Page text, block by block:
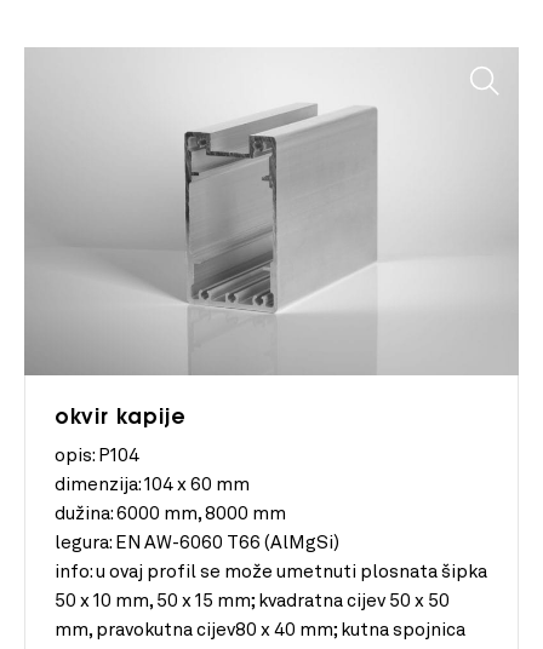
okvir kapije
opis: P104
dimenzija: 104 x 60 mm
dužina: 6000 mm, 8000 mm
legura: EN AW-6060 T66 (AlMgSi)
info: u ovaj profil se može umetnuti plosnata šipka
50 x 10 mm, 50 x 15 mm; kvadratna cijev 50 x 50
mm, pravokutna cijev80 x 40 mm; kutna spojnica